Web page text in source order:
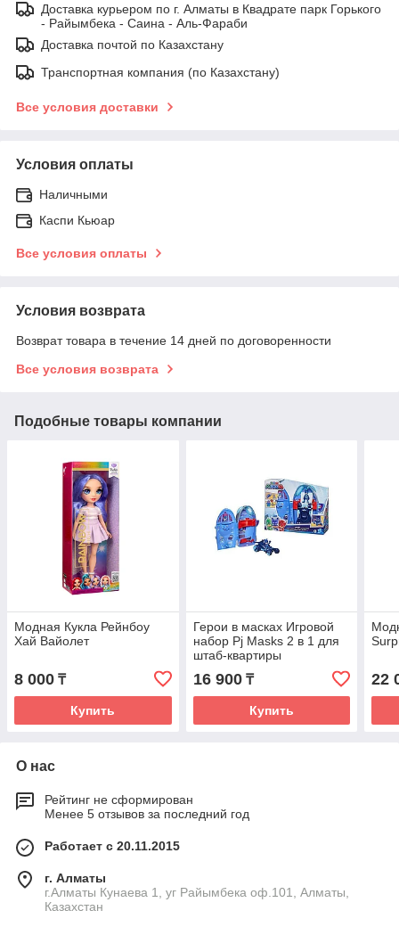
Доставка курьером по г. Алматы в Квадрате парк Горького
- Райымбека - Саина - Аль-Фараби
Доставка почтой по Казахстану
Транспортная компания (по Казахстану)
Все условия доставки
Условия оплаты
Наличными
Каспи Кьюар
Все условия оплаты
Условия возврата
Возврат товара в течение 14 дней по договоренности
Все условия возврата
Подобные товары компании
Модная Кукла Рейнбоу
Хай Вайолет
8 000 ₸
Купить
Герои в масках Игровой
набор Pj Masks 2 в 1 для
штаб-квартиры
16 900₸
Купить
22
О нас
Рейтинг не сформирован
Менее 5 отзывов за последний год
Работает с 20.11.2015
г. Алматы
г.Алматы Кунаева 1, уг Райымбека оф.101, Алматы,
Казахстан